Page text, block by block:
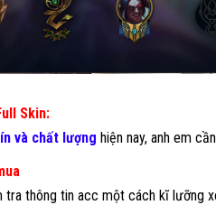
Skin:
và chất lượng hiện nay, anh em
tra thông tin acc một cách kĩ lưỡng